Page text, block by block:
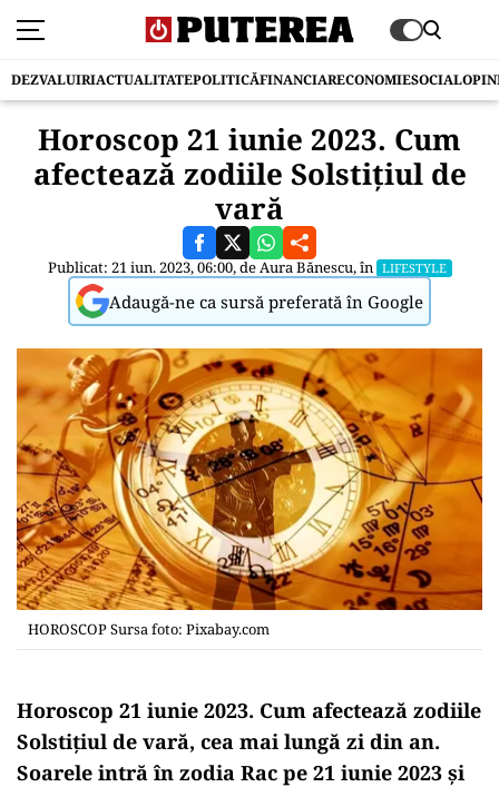
DEZVALUIRIACTUALITATEPOLITICĂFINANCIARECONOMIESOCIAL
Horoscop 21 iunie 2023. Cum
afectează zodiile Solstiţiul de
vară
Publicat: 21 iun. 2023, 06:00, deAura Bănescu, în LIFESTYLE
Adaugă-ne ca sursă preferată în Google
HOROSCOP Sursa foto: Pixabay.com
Horoscop 21 iunie 2023. Cum afectează zodiile
Solstiţiul de vară, cea mai lungă zi din an.
Soarele intră în zodia Rac pe 21 iunie 2023 și